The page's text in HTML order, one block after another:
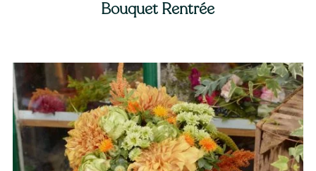
Bouquet Rentrée